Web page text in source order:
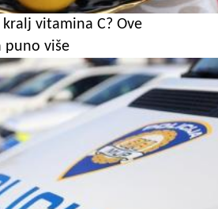
vitamina C? Ove
puno više